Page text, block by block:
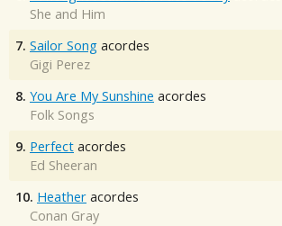
She and Him
7. Sailor Song acordes
Gigi Perez
8. You Are My Sunshine acordes
Folk Songs
9. Perfect acordes
Ed Sheeran
10. Heather acordes
Conan Gray